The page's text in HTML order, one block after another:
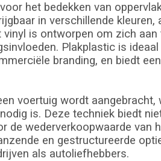
het bedekken van
in verschillende
is ontworpen om zich aan
Plakplastic is
branding, en biedt
voertuig wordt aangebracht,
is. Deze techniek biedt
de wederverkoopwaarde van
en gestructureerde
als autoliefhebbers.